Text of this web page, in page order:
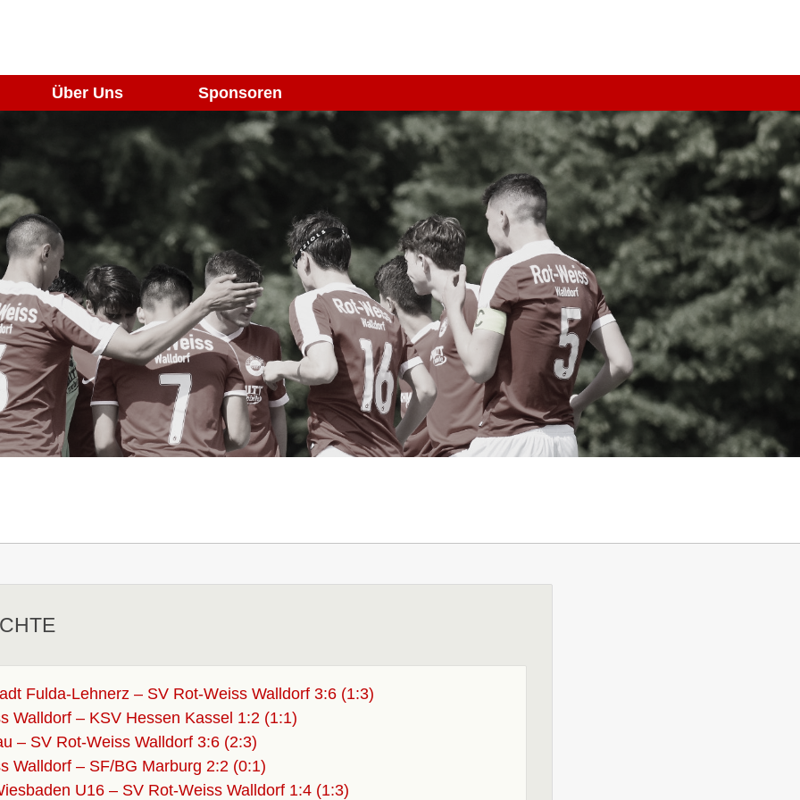
Über Uns Sponsoren
Fulda-Lehnerz – SV Rot-Weiss Walldorf 3:6 (1:3)
Walldorf – KSV Hessen Kassel 1:2 (1:1)
– SV Rot-Weiss Walldorf 3:6 (2:3)
Walldorf – SF/BG Marburg 2:2 (0:1)
U16 – SV Rot-Weiss Walldorf 1:4 (1:3)